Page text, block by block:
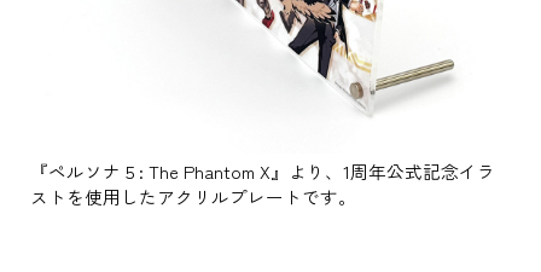
『ペルソナ５: The Phantom X』より、1周年公式記念イラ
ストを使用したアクリルプレートです。